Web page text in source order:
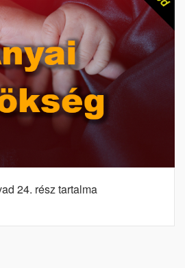
24. rész tartalma